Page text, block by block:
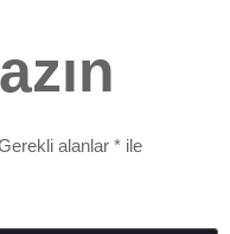
alanlar * ile